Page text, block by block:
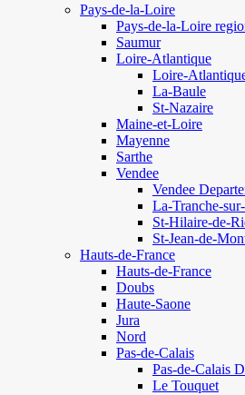
Pays-de-la-Loire
Pays-de-la-Loire
Saumur
Loire-Atlantique
Loire-
La-Baule
St-Nazaire
Maine-et-Loire
Mayenne
Sarthe
Vendee
Vendee
La-Tranche-
St-Hilaire-de-
St-Jean-de-
Hauts-de-France
Hauts-de-France
Doubs
Haute-Saone
Jura
Nord
Pas-de-Calais
Pas-de-Calais
Le Touquet